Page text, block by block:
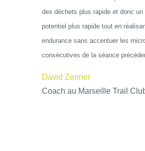
des déchets plus rapide et donc un
potentiel plus rapide tout en
endurance sans accentuer les
consécutives de la séance
David Zenner
Coach au Marseille Trail